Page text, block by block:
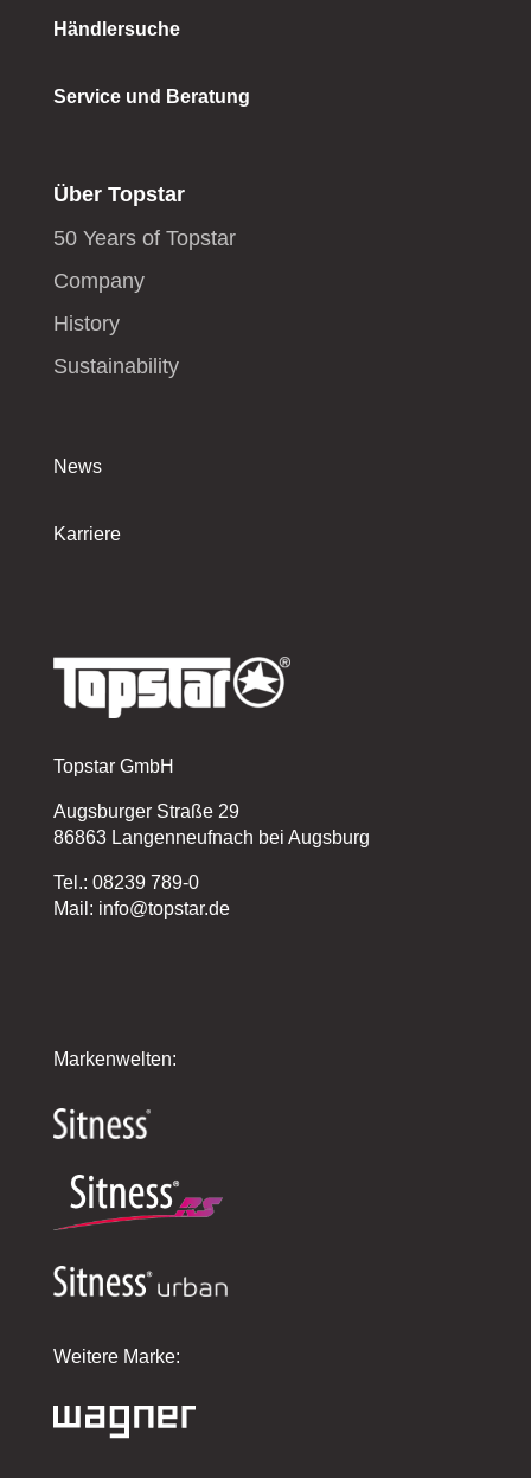
Händlersuche
Service und Beratung
Über Topstar
50 Years of Topstar
Company
History
Sustainability
News
Karriere
Topstar GmbH
Augsburger Straße 29
86863 Langenneufnach bei Augsburg
Tel.: 08239 789-0
Mail: info@topstar.de
Markenwelten:
Weitere Marke: